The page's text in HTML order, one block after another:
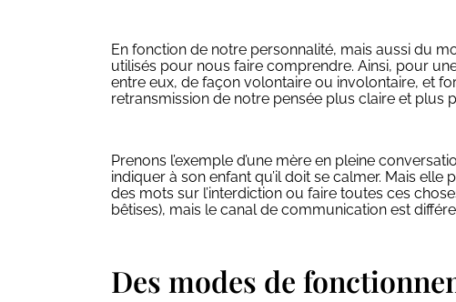
En fonction de notre personnalité, mais aussi du
utilisés pour nous faire comprendre. Ainsi, pour
entre eux, de façon volontaire ou involontaire, et
retransmission de notre pensée plus claire et plus
Prenons l’exemple d’une mère en pleine
indiquer à son enfant qu’il doit se calmer. Mais
des mots sur l’interdiction ou faire toutes ces
bêtises), mais le canal de communication est
Des modes de